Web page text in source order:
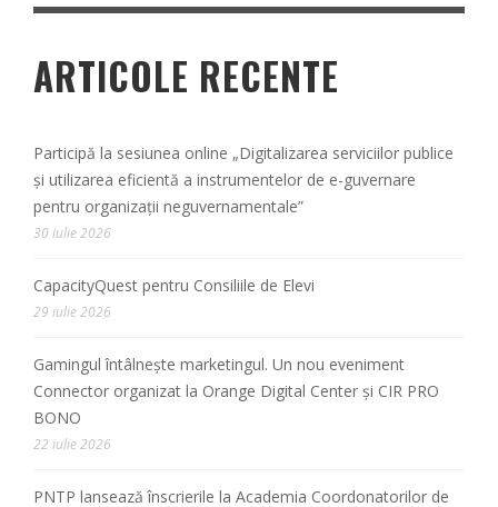
ARTICOLE RECENTE
Participă la sesiunea online „Digitalizarea serviciilor publice
și utilizarea eficientă a instrumentelor de e-guvernare
pentru organizații neguvernamentale”
30 iulie 2026
CapacityQuest pentru Consiliile de Elevi
29 iulie 2026
Gamingul întâlnește marketingul. Un nou eveniment
Connector organizat la Orange Digital Center și CIR PRO
BONO
22 iulie 2026
PNTP lansează înscrierile la Academia Coordonatorilor de